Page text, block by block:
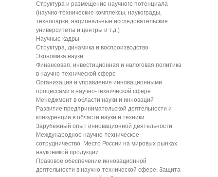
Структура и размещение научного потенциала
(научно-технические комплексы, наукограды,
технопарки, национальные исследовательские
университеты и центры и т.д.)
Научные кадры
Структура, динамика и воспроизводство
Экономика науки
Финансовая, инвестиционная и налоговая политика
в научно-технической сфере
Организация и управление инновационными
процессами в научно-технической сфере
Менеджмент в области науки и инноваций
Развитие предпринимательской деятельности и
конкуренции в области науки и техники
Зарубежный опыт инновационной деятельности
Международное научно-техническое
сотрудничество. Место России на мировых рынках
наукоемкой продукции
Правовое обеспечение инновационной
деятельности в научно-технической сфере. Защита